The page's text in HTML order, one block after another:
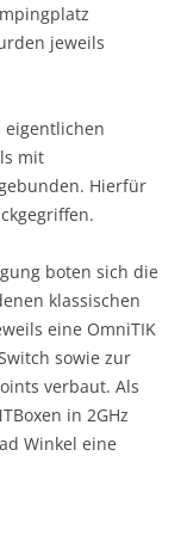
jeweils
eigentlichen
mit
Hierfür
boten sich die
klassischen
eine OmniTIK
sowie zur
verbaut. Als
in 2GHz
Winkel eine